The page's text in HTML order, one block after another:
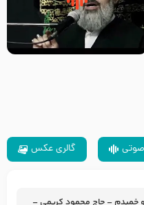
زیارتی که اسباب رزق زیاد و عمر
طولانی است حجت السلام حسین
گالری عکس
خمیدم – حاج محمود کریمی –